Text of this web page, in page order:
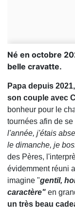
Né en octobre
belle cravatte.
Papa depuis
son couple avec
bonheur pour le
tournées afin de
l'année, j'étais
le dimanche, je
des Pères,
évidemment réuni
imagine "gentil,
caractère" en
un très beau